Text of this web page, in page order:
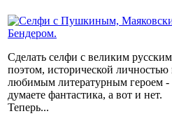
Сделать селфи с великим русским
поэтом, исторической личностью
любимым литературным героем -
думаете фантастика, а вот и нет.
Теперь...